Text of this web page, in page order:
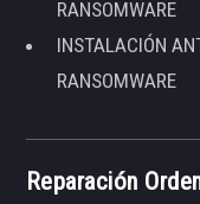
RANSOMWARE
INSTALACIÓN
RANSOMWARE
Reparación